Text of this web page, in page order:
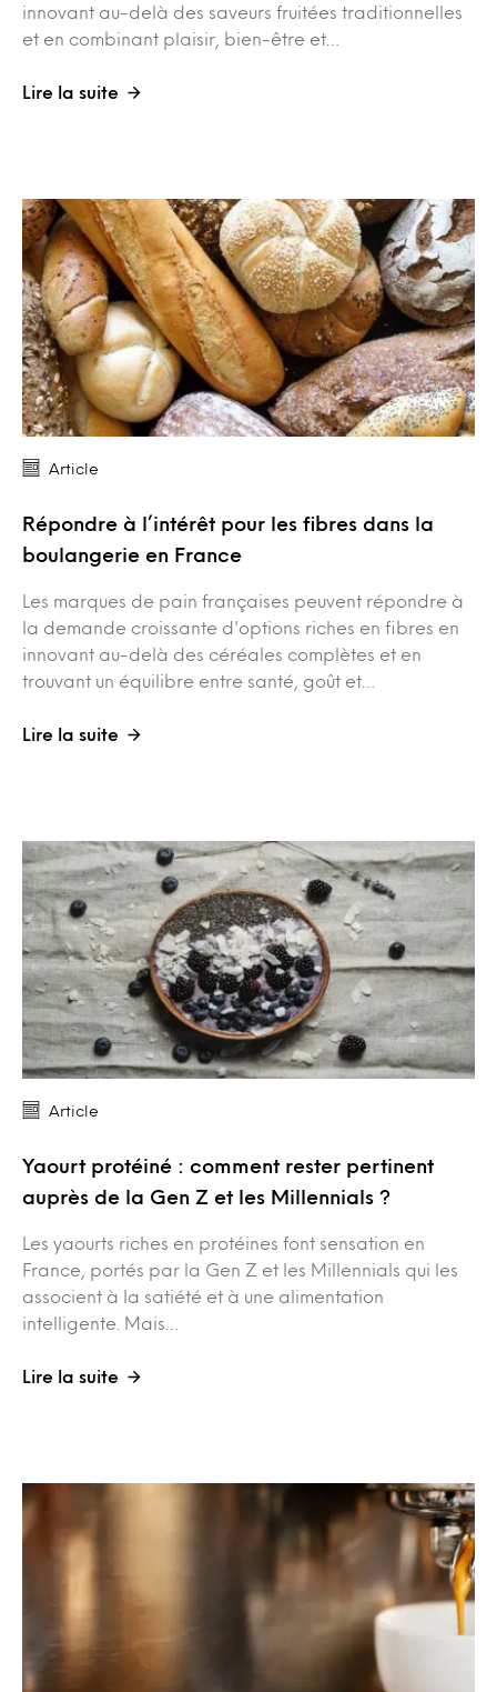
innovant au-delà des saveurs fruitées traditionnelles
et en combinant plaisir, bien-être et…
Lire la suite
Article
Répondre à l’intérêt pour les fibres dans la
boulangerie en France
Les marques de pain françaises peuvent répondre à
la demande croissante d'options riches en fibres en
innovant au-delà des céréales complètes et en
trouvant un équilibre entre santé, goût et…
Lire la suite
Article
Yaourt protéiné : comment rester pertinent
auprès de la Gen Z et les Millennials ?
Les yaourts riches en protéines font sensation en
France, portés par la Gen Z et les Millennials qui les
associent à la satiété et à une alimentation
intelligente. Mais…
Lire la suite